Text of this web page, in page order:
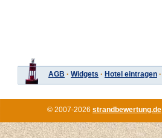
AGB · Widgets · Hotel eintragen ·
© 2007-2026 strandbewertung.de